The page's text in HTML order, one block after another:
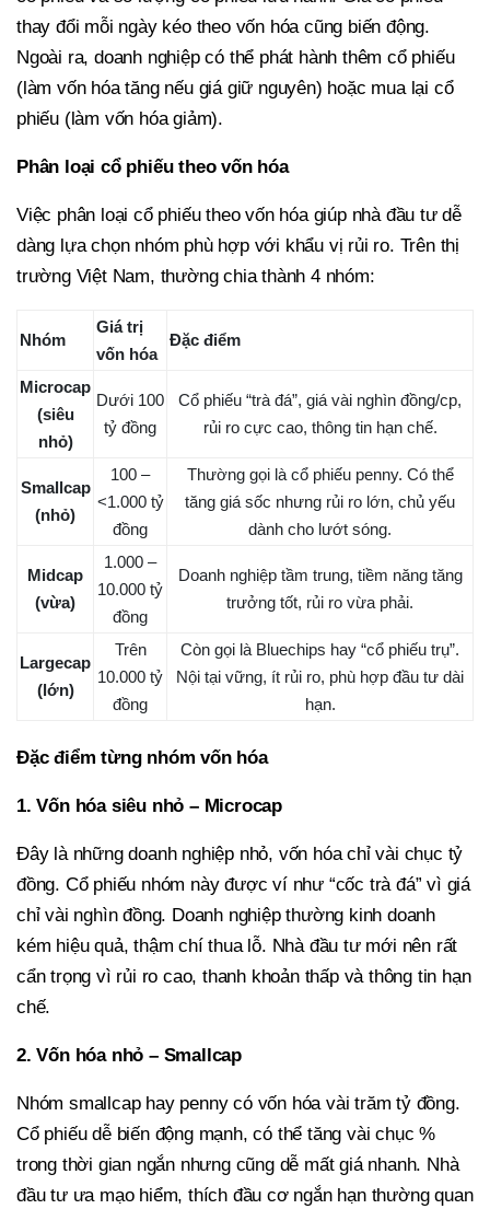
thay đổi mỗi ngày kéo theo vốn hóa cũng biến động.
Ngoài ra, doanh nghiệp có thể phát hành thêm cổ phiếu
(làm vốn hóa tăng nếu giá giữ nguyên) hoặc mua lại cổ
phiếu (làm vốn hóa giảm).
Phân loại cổ phiếu theo vốn hóa
Việc phân loại cổ phiếu theo vốn hóa giúp nhà đầu tư dễ
dàng lựa chọn nhóm phù hợp với khẩu vị rủi ro. Trên thị
trường Việt Nam, thường chia thành 4 nhóm:
Nhóm
Giá trị
vốn hóa
Đặc điểm
Microcap
(siêu
nhỏ)
Dưới 100
tỷ đồng
Cổ phiếu “trà đá”, giá vài nghìn đồng/cp,
rủi ro cực cao, thông tin hạn chế.
Smallcap
(nhỏ)
100 –
<1.000 tỷ
đồng
Thường gọi là cổ phiếu penny. Có thể
tăng giá sốc nhưng rủi ro lớn, chủ yếu
dành cho lướt sóng.
Midcap
(vừa)
1.000 –
10.000 tỷ
đồng
Doanh nghiệp tầm trung, tiềm năng tăng
trưởng tốt, rủi ro vừa phải.
Largecap
(lớn)
Trên
10.000 tỷ
đồng
Còn gọi là Bluechips hay “cổ phiếu trụ”.
Nội tại vững, ít rủi ro, phù hợp đầu tư dài
hạn.
Đặc điểm từng nhóm vốn hóa
1. Vốn hóa siêu nhỏ – Microcap
Đây là những doanh nghiệp nhỏ, vốn hóa chỉ vài chục tỷ
đồng. Cổ phiếu nhóm này được ví như “cốc trà đá” vì giá
chỉ vài nghìn đồng. Doanh nghiệp thường kinh doanh
kém hiệu quả, thậm chí thua lỗ. Nhà đầu tư mới nên rất
cẩn trọng vì rủi ro cao, thanh khoản thấp và thông tin hạn
chế.
2. Vốn hóa nhỏ – Smallcap
Nhóm smallcap hay penny có vốn hóa vài trăm tỷ đồng.
Cổ phiếu dễ biến động mạnh, có thể tăng vài chục %
trong thời gian ngắn nhưng cũng dễ mất giá nhanh. Nhà
đầu tư ưa mạo hiểm, thích đầu cơ ngắn hạn thường quan